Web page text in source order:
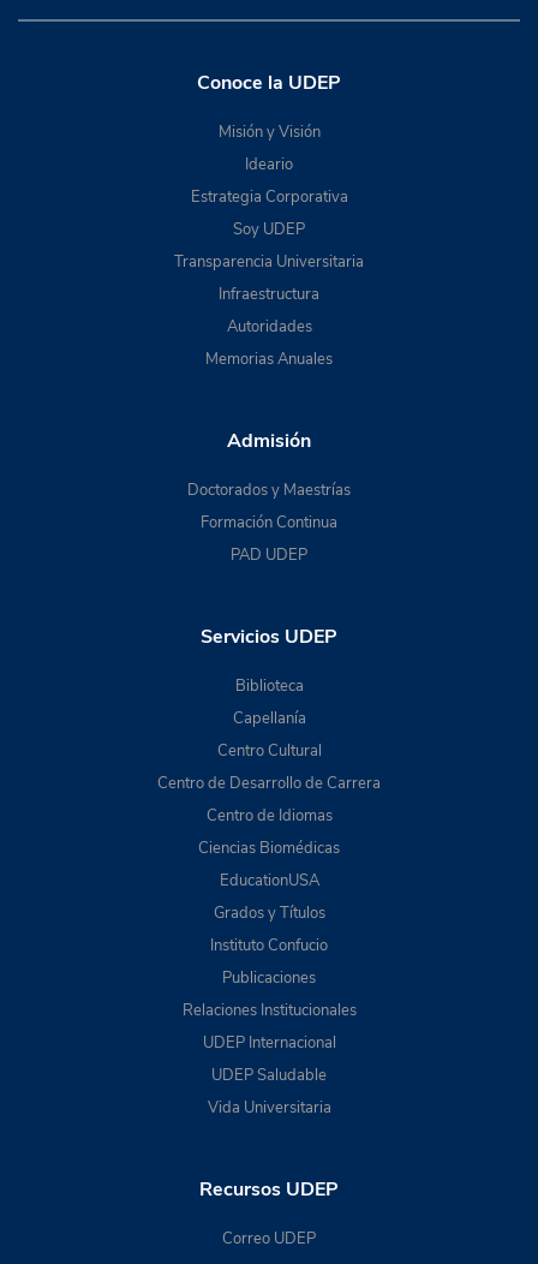
Conoce la UDEP
Misión y Visión
Ideario
Estrategia Corporativa
Soy UDEP
Transparencia Universitaria
Infraestructura
Autoridades
Memorias Anuales
Admisión
Doctorados y Maestrías
Formación Continua
PAD UDEP
Servicios UDEP
Biblioteca
Capellanía
Centro Cultural
Centro de Desarrollo de Carrera
Centro de Idiomas
Ciencias Biomédicas
EducationUSA
Grados y Títulos
Instituto Confucio
Publicaciones
Relaciones Institucionales
UDEP Internacional
UDEP Saludable
Vida Universitaria
Recursos UDEP
Correo UDEP